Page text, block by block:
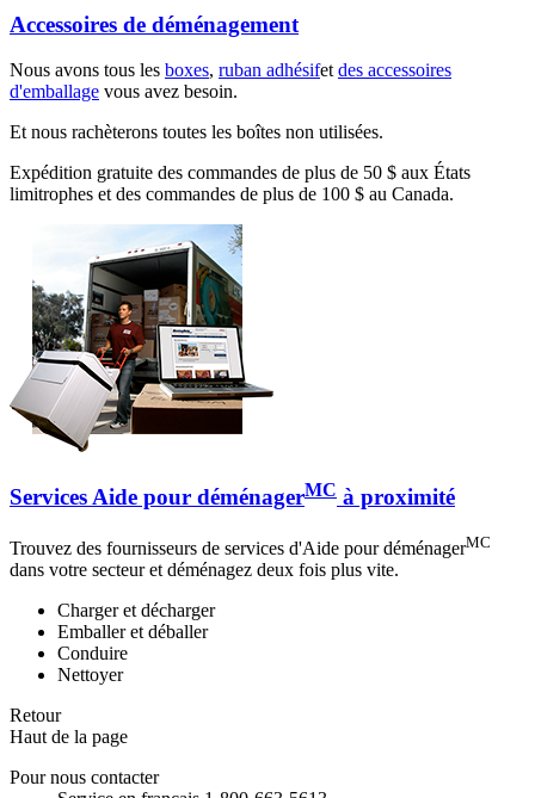
Accessoires de déménagement
Nous avons tous les boxes, ruban adhésifetdes accessoires
d'emballage vous avez besoin.
Et nous rachèterons toutes les boîtes non utilisées.
Expédition gratuite des commandes de plus de 50 $ aux États
limitrophes et des commandes de plus de 100 $ au Canada.
Services Aide pour déménagerMC à proximité
Trouvez des fournisseurs de services d'Aide pour déménagerMC
dans votre secteur et déménagez deux fois plus vite.
Charger et décharger
Emballer et déballer
Conduire
Nettoyer
Retour
Haut de la page
Pour nous contacter